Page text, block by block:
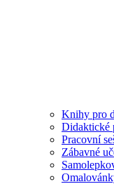
Knihy pro
Didaktické
Pracovní
Zábavné